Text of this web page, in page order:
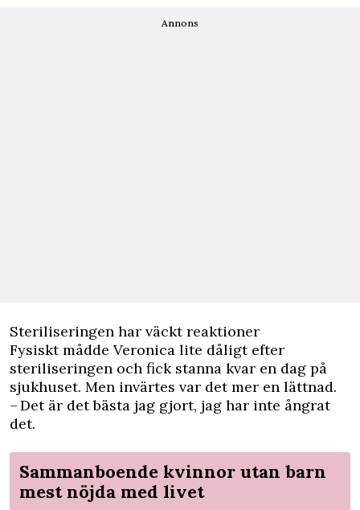
Annons
Steriliseringen har väckt reaktioner
Fysiskt mådde Veronica lite dåligt efter
steriliseringen och fick stanna kvar en dag på
sjukhuset. Men invärtes var det mer en lättnad.
– Det är det bästa jag gjort, jag har inte ångrat
det.
Sammanboende kvinnor utan barn
mest nöjda med livet